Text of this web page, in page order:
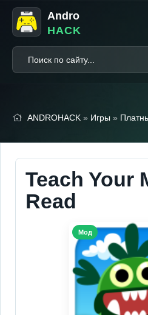
Andro
HACK
ANDROHACK » Игры »
Teach Your
Read
Мод